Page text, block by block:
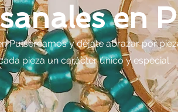
en
Pulsereamos y déjate abrazar por
pieza un carácter único y especial.